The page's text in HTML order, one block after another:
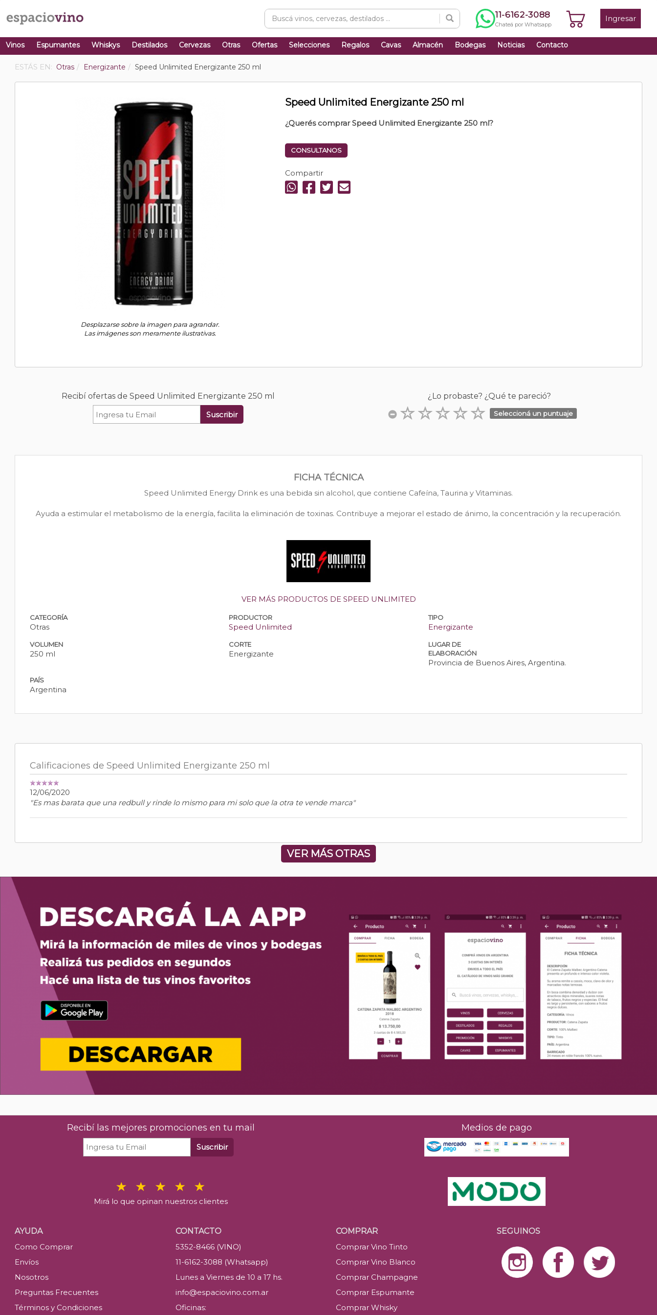
11-6162-3088
Chateá por Whatsapp
Ingresar
Vinos Espumantes Whiskys Destilados Cervezas Otras Ofertas Selecciones Regalos Cavas Almacén Bodegas Noticias Contacto
ESTÁS EN: Otras Energizante Speed Unlimited Energizante 250 ml
Desplazarse sobre la imagen para agrandar.
Las imágenes son meramente ilustrativas.
Speed Unlimited Energizante 250 ml
¿Querés comprar Speed Unlimited Energizante 250 ml?
CONSULTANOS
Compartir
Recibí ofertas de Speed Unlimited Energizante 250 ml
Suscribir
¿Lo probaste? ¿Qué te pareció?
Seleccioná un puntuaje
FICHA TÉCNICA
Speed Unlimited Energy Drink es una bebida sin alcohol, que contiene Cafeína, Taurina y Vitaminas.
Ayuda a estimular el metabolismo de la energía, facilita la eliminación de toxinas. Contribuye a mejorar el estado de ánimo, la concentración y la recuperación.
VER MÁS PRODUCTOS DE SPEED UNLIMITED
CATEGORÍA
Otras
PRODUCTOR
Speed Unlimited
TIPO
Energizante
VOLUMEN
250 ml
CORTE
Energizante
LUGAR DE
ELABORACIÓN
Provincia de Buenos Aires, Argentina.
PAÍS
Argentina
Calificaciones de Speed Unlimited Energizante 250 ml
12/06/2020
"Es mas barata que una redbull y rinde lo mismo para mi solo que la otra te vende marca"
VER MÁS OTRAS
Recibí las mejores promociones en tu mail
Suscribir
Mirá lo que opinan nuestros clientes
Medios de pago
AYUDA
Como Comprar
Envíos
Nosotros
Preguntas Frecuentes
Términos y Condiciones
CONTACTO
5352-8466 (VINO)
11-6162-3088 (Whatsapp)
Lunes a Viernes de 10 a 17 hs.
info@espaciovino.com.ar
Oficinas:
COMPRAR
Comprar Vino Tinto
Comprar Vino Blanco
Comprar Champagne
Comprar Espumante
Comprar Whisky
SEGUINOS